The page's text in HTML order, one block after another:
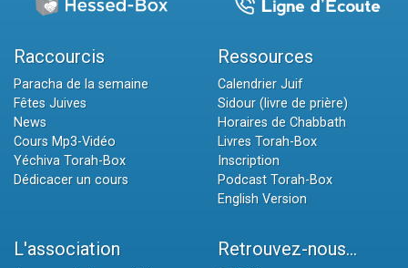
Raccourcis
Paracha de la semaine
Fêtes Juives
News
Cours Mp3-Vidéo
Yéchiva Torah-Box
Dédicacer un cours
Ressources
Calendrier Juif
Sidour (livre de prière)
Horaires de Chabbath
Livres Torah-Box
Inscription
Podcast Torah-Box
English Version
L'association Retrouvez-nous...